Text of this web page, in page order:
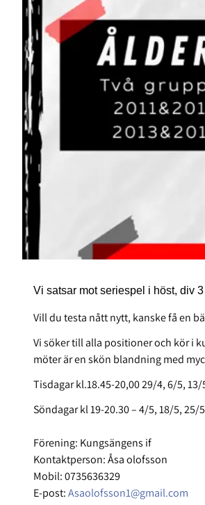
Vi satsar mot seriespel i höst, div
Vill du testa nått nytt, kanske få en
Vi söker till alla positioner och kör i
möter är en skön blandning med
Tisdagar kl.18.45-20,00 29/4, 6/5,
Söndagar kl 19-20.30 – 4/5, 18/5, 25/
Förening: Kungsängens if
Kontaktperson: Åsa olofsson
Mobil: 0735636329
E-post:Asaolofsson1@gmail.com